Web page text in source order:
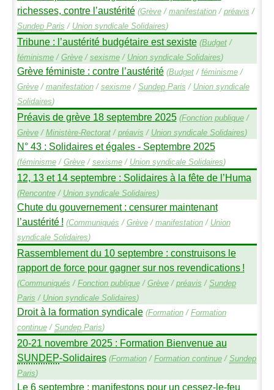
richesses, contre l’austérité (Grève/ manifestation/ préavis /
SundepParis / Union syndicale Solidaires)
Tribune : l’austérité budgétaire est sexiste (Budget/
féminisme/ Grève/ sexisme/ Union syndicale Solidaires)
Grève féministe : contre l’austérité (Budget/ féminisme/
Grève/ manifestation/ sexisme/ SundepParis / Union syndicale
Solidaires)
Préavis de grève 18 septembre 2025 (Fonction publique/
Grève/ Ministère-Rectorat/ préavis / Union syndicale Solidaires)
N° 43 : Solidaires et égales - Septembre 2025
(féminisme/ Grève/ sexisme/ Union syndicale Solidaires)
12, 13 et 14 septembre : Solidaires à la fête de l’Huma
(Rencontre/ Union syndicale Solidaires)
Chute du gouvernement : censurer maintenant
l’austérité ! (Communiqués / Grève/ manifestation/ Union
syndicale Solidaires)
Rassemblement du 10 septembre : construisons le
rapport de force pour gagner sur nos revendications !
(Communiqués / Fonction publique/ Grève/ préavis / Sundep
Paris / Union syndicale Solidaires)
Droit à la formation syndicale (Formation/ Formation
continue/ SundepParis)
20-21 novembre 2025 : Formation Bienvenue au
SUNDEP-Solidaires (Formation/ Formation continue/ Sundep
Paris)
Le 6 septembre : manifestons pour un cessez-le-feu